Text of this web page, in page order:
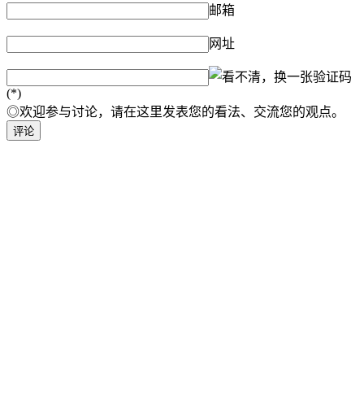
邮箱
网址
验证码
(*)
◎欢迎参与讨论，请在这里发表您的看法、交流您的观点。